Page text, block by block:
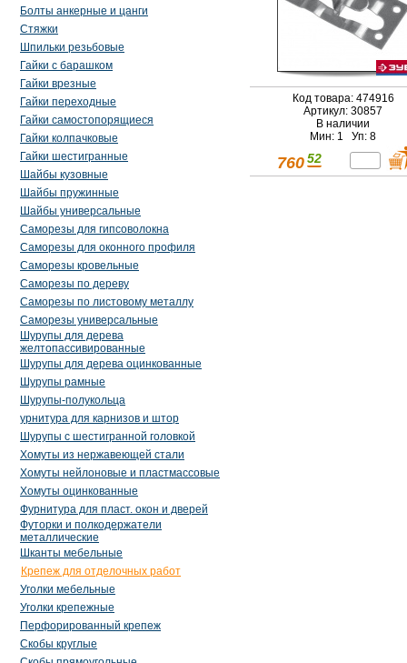
Болты анкерные и цанги
Стяжки
Шпильки резьбовые
Гайки с барашком
Гайки врезные
Гайки переходные
Гайки самостопорящиеся
Гайки колпачковые
Гайки шестигранные
Шайбы кузовные
Шайбы пружинные
Шайбы универсальные
Саморезы для гипсоволокна
Саморезы для оконного профиля
Саморезы кровельные
Саморезы по дереву
Саморезы по листовому металлу
Саморезы универсальные
Шурупы для дерева
желтопассивированные
Шурупы для дерева оцинкованные
Шурупы рамные
Шурупы-полукольца
урнитура для карнизов и штор
Шурупы с шестигранной головкой
Хомуты из нержавеющей стали
Хомуты нейлоновые и пластмассовые
Хомуты оцинкованные
Фурнитура для пласт. окон и дверей
Футорки и полкодержатели
металлические
Шканты мебельные
Крепеж для отделочных работ
Уголки мебельные
Уголки крепежные
Перфорированный крепеж
Скобы круглые
Код товара: 474916
Артикул: 30857
В наличии
Мин: 1 Уп: 8
760 52